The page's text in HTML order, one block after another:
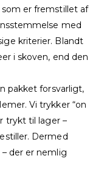
er fremstillet af
med
kriterier. Blandt
i skoven, end den
pakket forsvarligt,
Vi trykker “on
trykt til lager –
Dermed
der er nemlig